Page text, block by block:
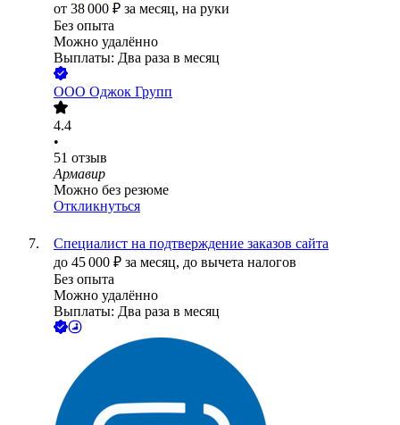
от 38 000 ₽ за месяц, на руки
Без опыта
Можно удалённо
Выплаты: Два раза в месяц
ООО Оджок Групп
4.4
•
51 отзыв
Армавир
Можно без резюме
Откликнуться
Специалист на подтверждение заказов сайта
до 45 000 ₽ за месяц, до вычета налогов
Без опыта
Можно удалённо
Выплаты: Два раза в месяц